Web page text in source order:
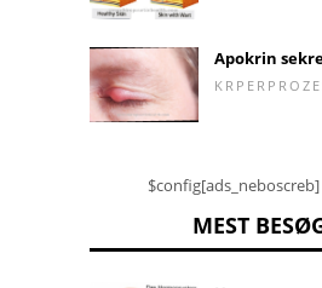
Apokrin
MEST